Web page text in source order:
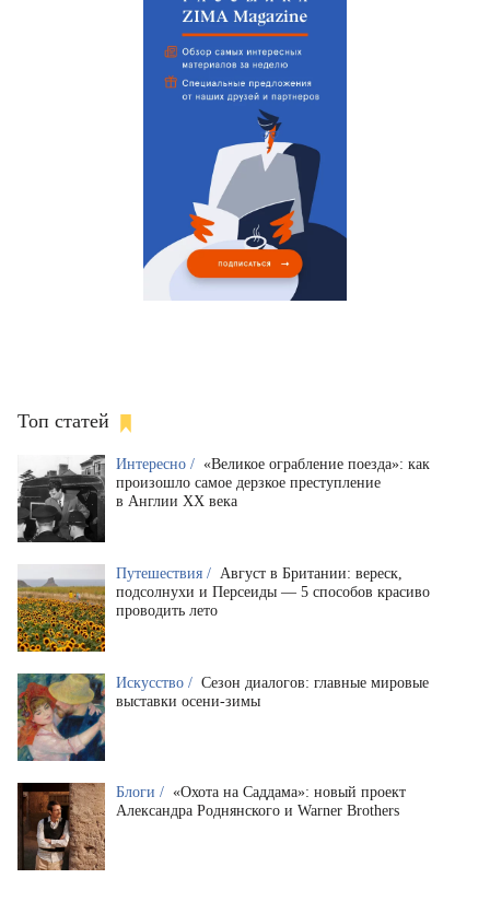
Топ статей
Интересно / «Великое ограбление поезда»: как
произошло самое дерзкое преступление
в Англии XX века
Путешествия / Август в Британии: вереск,
подсолнухи и Персеиды — 5 способов красиво
проводить лето
Искусство / Сезон диалогов: главные мировые
выставки осени-зимы
Блоги / «Охота на Саддама»: новый проект
Александра Роднянского и Warner Brothers